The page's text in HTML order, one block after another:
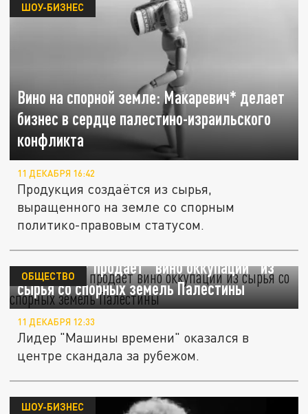
Вино на спорной земле: Макаревич* делает
бизнес в сердце палестино-израильского
конфликта
ШОУ-БИЗНЕС
11 ДЕКАБРЯ 16:42
Продукция создаётся из сырья,
выращенного на земле со спорным
политико-правовым статусом.
Макаревич* продаёт "вино оккупации" из
сырья со спорных земель Палестины
ОБЩЕСТВО
11 ДЕКАБРЯ 12:33
Лидер "Машины времени" оказался в
центре скандала за рубежом.
ШОУ-БИЗНЕС